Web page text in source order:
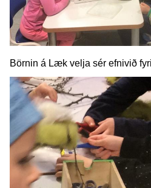
Börnin á Læk velja sér efnivið